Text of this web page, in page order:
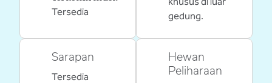
Tersedia
gedung.
Sarapan
Tersedia
Hewan
Peliharaan